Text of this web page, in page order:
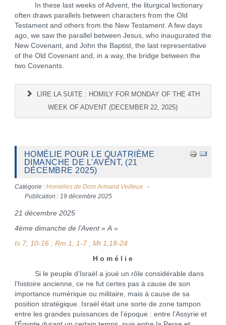
In these last weeks of Advent, the liturgical lectionary
often draws parallels between characters from the Old
Testament and others from the New Testament. A few days
ago, we saw the parallel between Jesus, who inaugurated the
New Covenant, and John the Baptist, the last representative
of the Old Covenant and, in a way, the bridge between the
two Covenants.
LIRE LA SUITE : HOMILY FOR MONDAY OF THE 4TH
WEEK OF ADVENT (DECEMBER 22, 2025)
HOMÉLIE POUR LE QUATRIÈME
DIMANCHE DE L'AVENT, (21
DÉCEMBRE 2025)
Catégorie : Homélies de Dom Armand Veilleux
Publication : 19 décembre 2025
21 décembre 2025
4ème dimanche de l’Avent « A »
Is 7, 10-16 ; Rm 1, 1-7 ; Mt 1,18-24
H o m é l i e
Si le peuple d’Israël a joué un rôle considérable dans
l’histoire ancienne, ce ne fut certes pas à cause de son
importance numérique ou militaire, mais à cause de sa
position stratégique. Israël était une sorte de zone tampon
entre les grandes puissances de l’époque : entre l’Assyrie et